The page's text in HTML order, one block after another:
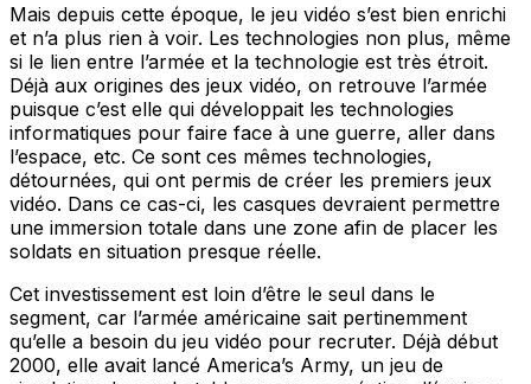
Mais depuis cette époque, le jeu vidéo s’est bien enrichi
et n’a plus rien à voir. Les technologies non plus, même
si le lien entre l’armée et la technologie est très étroit.
Déjà aux origines des jeux vidéo, on retrouve l’armée
puisque c’est elle qui développait les technologies
informatiques pour faire face à une guerre, aller dans
l’espace, etc. Ce sont ces mêmes technologies,
détournées, qui ont permis de créer les premiers jeux
vidéo. Dans ce cas-ci, les casques devraient permettre
une immersion totale dans une zone afin de placer les
soldats en situation presque réelle.
Cet investissement est loin d’être le seul dans le
segment, car l’armée américaine sait pertinemment
qu’elle a besoin du jeu vidéo pour recruter. Déjà début
2000, elle avait lancé America’s Army, un jeu de